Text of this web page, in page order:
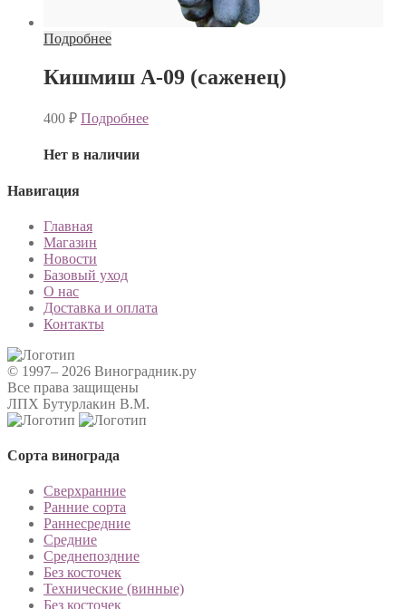
Подробнее
Кишмиш А-09 (саженец)
400 ₽ Подробнее
Нет в наличии
Навигация
Главная
Магазин
Новости
Базовый уход
О нас
Доставка и оплата
Контакты
© 1997– 2026 Виноградник.ру
Все права защищены
ЛПХ Бутурлакин В.М.
Сорта винограда
Сверхранние
Ранние сорта
Раннесредние
Средние
Среднепоздние
Без косточек
Технические (винные)
Без косточек